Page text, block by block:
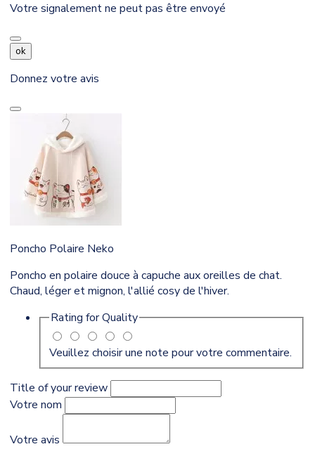
Votre signalement ne peut pas être envoyé
ok
Donnez votre avis
Poncho Polaire Neko
Poncho en polaire douce à capuche aux oreilles de chat.
Chaud, léger et mignon, l'allié cosy de l'hiver.
Rating forQuality
Veuillez choisir une note pour votre commentaire.
Title of your review
Votre nom
Votre avis